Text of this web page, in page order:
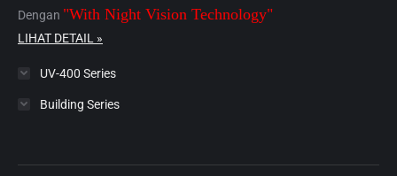
Dengan "With Night Vision Technology"
LIHAT DETAIL »
UV-400 Series
Building Series